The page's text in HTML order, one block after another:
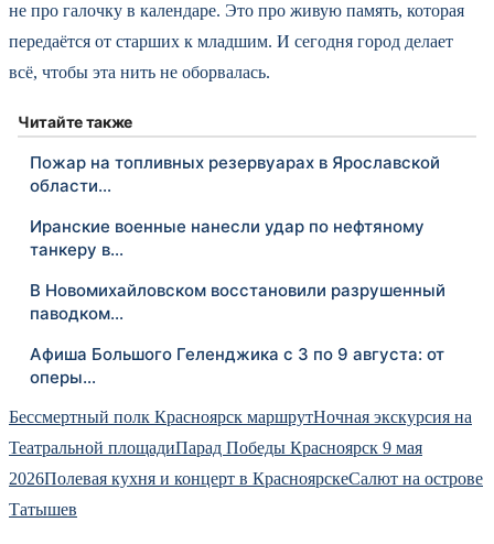
не про галочку в календаре. Это про живую память, которая
передаётся от старших к младшим. И сегодня город делает
всё, чтобы эта нить не оборвалась.
Читайте также
Пожар на топливных резервуарах в Ярославской
области…
Иранские военные нанесли удар по нефтяному
танкеру в…
В Новомихайловском восстановили разрушенный
паводком…
Афиша Большого Геленджика с 3 по 9 августа: от
оперы…
Бессмертный полк Красноярск маршрутНочная экскурсия на
Театральной площадиПарад Победы Красноярск 9 мая
2026Полевая кухня и концерт в КрасноярскеСалют на острове
Татышев